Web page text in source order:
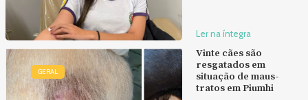
Ler na íntegra
GERAL
Vinte cães são
resgatados em
situação de maus-
tratos em Piumhi